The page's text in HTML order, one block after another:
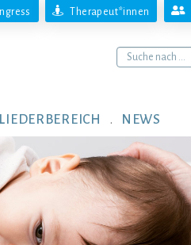
Therapeut*innen
NEWS